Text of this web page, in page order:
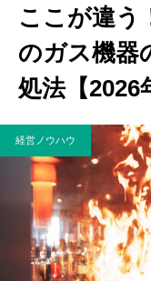
ここが違う
のガス機器
処法【2026
経営ノウハウ